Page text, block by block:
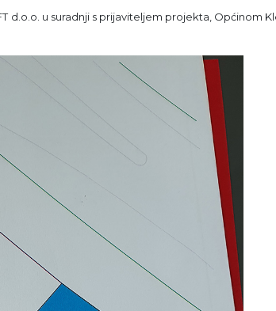
d.o.o. u suradnji s prijaviteljem projekta, Općinom